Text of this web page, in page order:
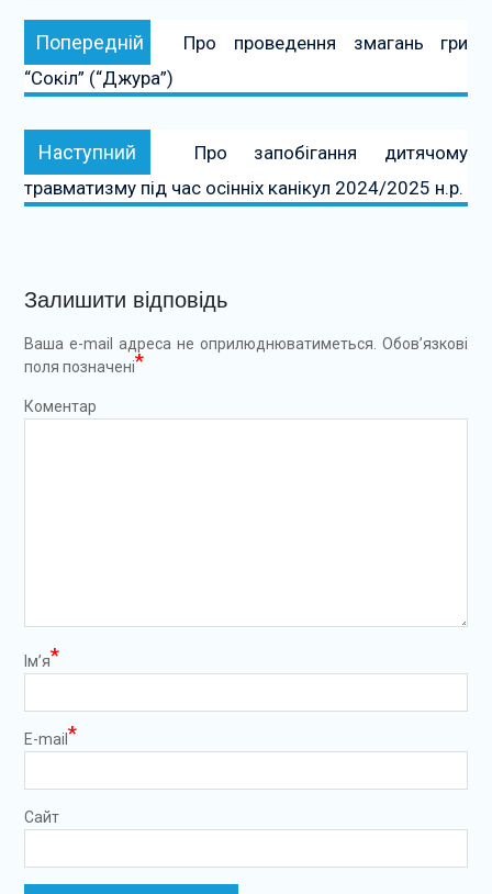
Навігація
записів
Попередній Попередній:
Про проведення змагань гри
“Сокіл” (“Джура”)
Наступний Наступний:
Про запобігання дитячому
травматизму під час осінніх канікул 2024/2025 н.р.
Залишити відповідь
Ваша e-mail адреса не оприлюднюватиметься. Обов’язкові
поля позначені*
Коментар
Ім’я*
E-mail *
Сайт